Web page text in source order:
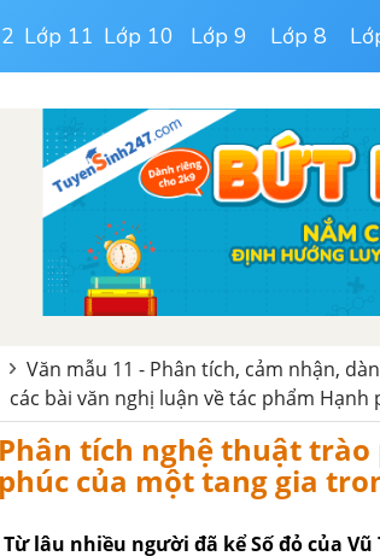
Lớp 11 Lớp 10 Lớp 9 Lớp 8
Văn mẫu 11 - Phân tích, cảm nhận,
các bài văn nghị luận về tác phẩm Hạnh
Phân tích nghệ thuật
phúc của một tang gia
Từ lâu nhiều người đã kể Số đỏ của